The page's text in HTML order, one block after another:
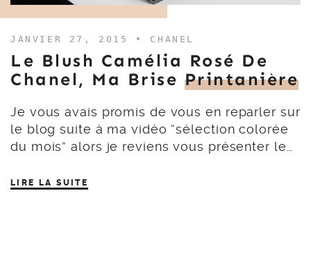
JANVIER 27, 2015 • CHANEL
Le Blush Camélia Rosé De
Chanel, Ma Brise Printanière
Je vous avais promis de vous en reparler sur
le blog suite à ma vidéo “sélection colorée
du mois” alors je reviens vous présenter le…
LIRE LA SUITE